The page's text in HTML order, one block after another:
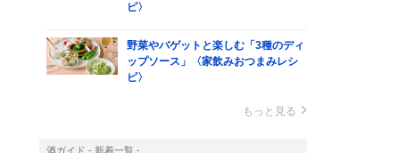
ピ〉
野菜やバゲットと楽しむ「3種のディ
ップソース」〈家飲みおつまみレシ
ピ〉
もっと見る
酒ガイド - 新着一覧 -